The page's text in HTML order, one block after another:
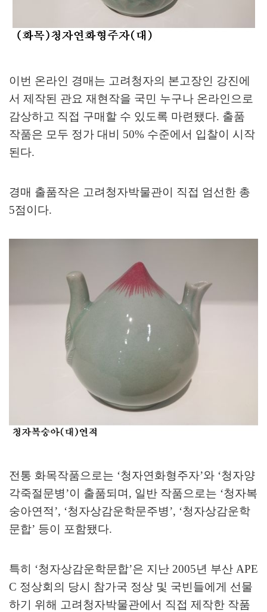
이번 온라인 경매는 고려청자의 본고장인 강진에
서 제작된 관요 재현작을 국민 누구나 온라인으로
감상하고 직접 구매할 수 있도록 마련됐다. 출품
작품은 모두 정가 대비 50% 수준에서 입찰이 시작
된다.
경매 출품작은 고려청자박물관이 직접 엄선한 총
5점이다.
전통 화목작품으로는 ‘청자연화형주자’와 ‘청자양
각죽절문병’이 출품되며 , 일반 작품으로는 ‘청자복
숭아연적’, ‘청자상감운학문주병’, ‘청자상감운학
문합’ 등이 포함됐다.
특히 ‘청자상감운학문합’은 지난 2005년 부산 APE
C 정상회의 당시 참가국 정상 및 국빈들에게 선물
하기 위해 고려청자박물관에서 직접 제작한 작품